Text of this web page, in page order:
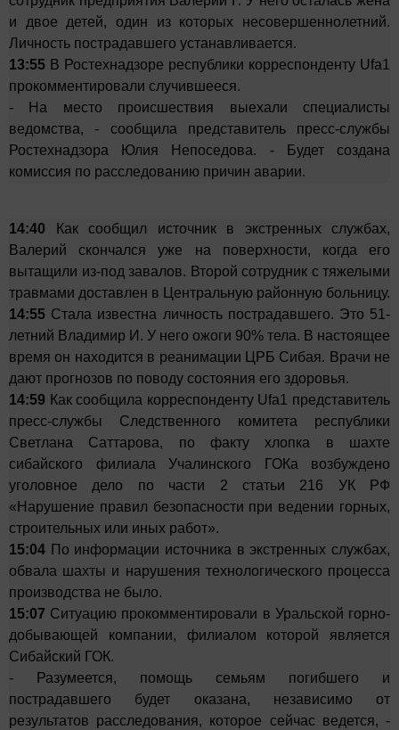
и двое детей, один из которых несовершеннолетний.
Личность пострадавшего устанавливается.
13:55 В Ростехнадзоре республики корреспонденту Ufa1
прокомментировали случившееся.
- На место происшествия выехали специалисты
ведомства, - сообщила представитель пресс-службы
Ростехнадзора Юлия Непоседова. - Будет создана
комиссия по расследованию причин аварии.
14:40 Как сообщил источник в экстренных службах,
Валерий скончался уже на поверхности, когда его
вытащили из-под завалов. Второй сотрудник с тяжелыми
травмами доставлен в Центральную районную больницу.
14:55 Стала известна личность пострадавшего. Это 51-
летний Владимир И. У него ожоги 90% тела. В настоящее
время он находится в реанимации ЦРБ Сибая. Врачи не
дают прогнозов по поводу состояния его здоровья.
14:59 Как сообщила корреспонденту Ufa1 представитель
пресс-службы Следственного комитета республики
Светлана Саттарова, по факту хлопка в шахте
сибайского филиала Учалинского ГОКа возбуждено
уголовное дело по части 2 статьи 216 УК РФ
«Нарушение правил безопасности при ведении горных,
строительных или иных работ».
15:04 По информации источника в экстренных службах,
обвала шахты и нарушения технологического процесса
производства не было.
15:07 Ситуацию прокомментировали в Уральской горно-
добывающей компании, филиалом которой является
Сибайский ГОК.
- Разумеется, помощь семьям погибшего и
пострадавшего будет оказана, независимо от
результатов расследования, которое сейчас ведется, -